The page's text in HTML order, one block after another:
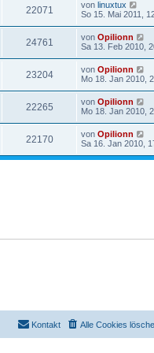
22071 von linuxtux
So 15. Mai 2011,
24761 von Opilionn
Sa 13. Feb 2010,
23204 von Opilionn
Mo 18. Jan 2010,
22265 von Opilionn
Mo 18. Jan 2010,
22170 von Opilionn
Sa 16. Jan 2010,
Alle Cookies
Kontakt